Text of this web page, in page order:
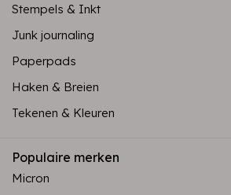
Stempels & Inkt
Junk journaling
Paperpads
Haken & Breien
Tekenen & Kleuren
Populaire merken
Micron